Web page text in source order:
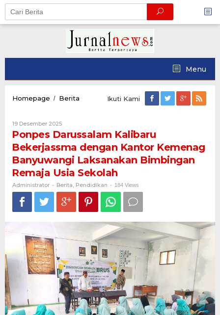
Skip
content
Menu
Homepage / Berita
dengan
Kantor
Kemenag
Banyuwangi
Laksanakan
Bimbingan
Remaja
Usia
Sekolah
Ikuti Kami
19 Desember 2025Oleh
Administrator
Ponpes Darussalam Kalibaru
Bekerjassma dengan Kantor Kemenag
Banyuwangi Laksanakan Bimbingan
Remaja Usia Sekolah
Administrator - Berita, Pendidikan - 184 Views